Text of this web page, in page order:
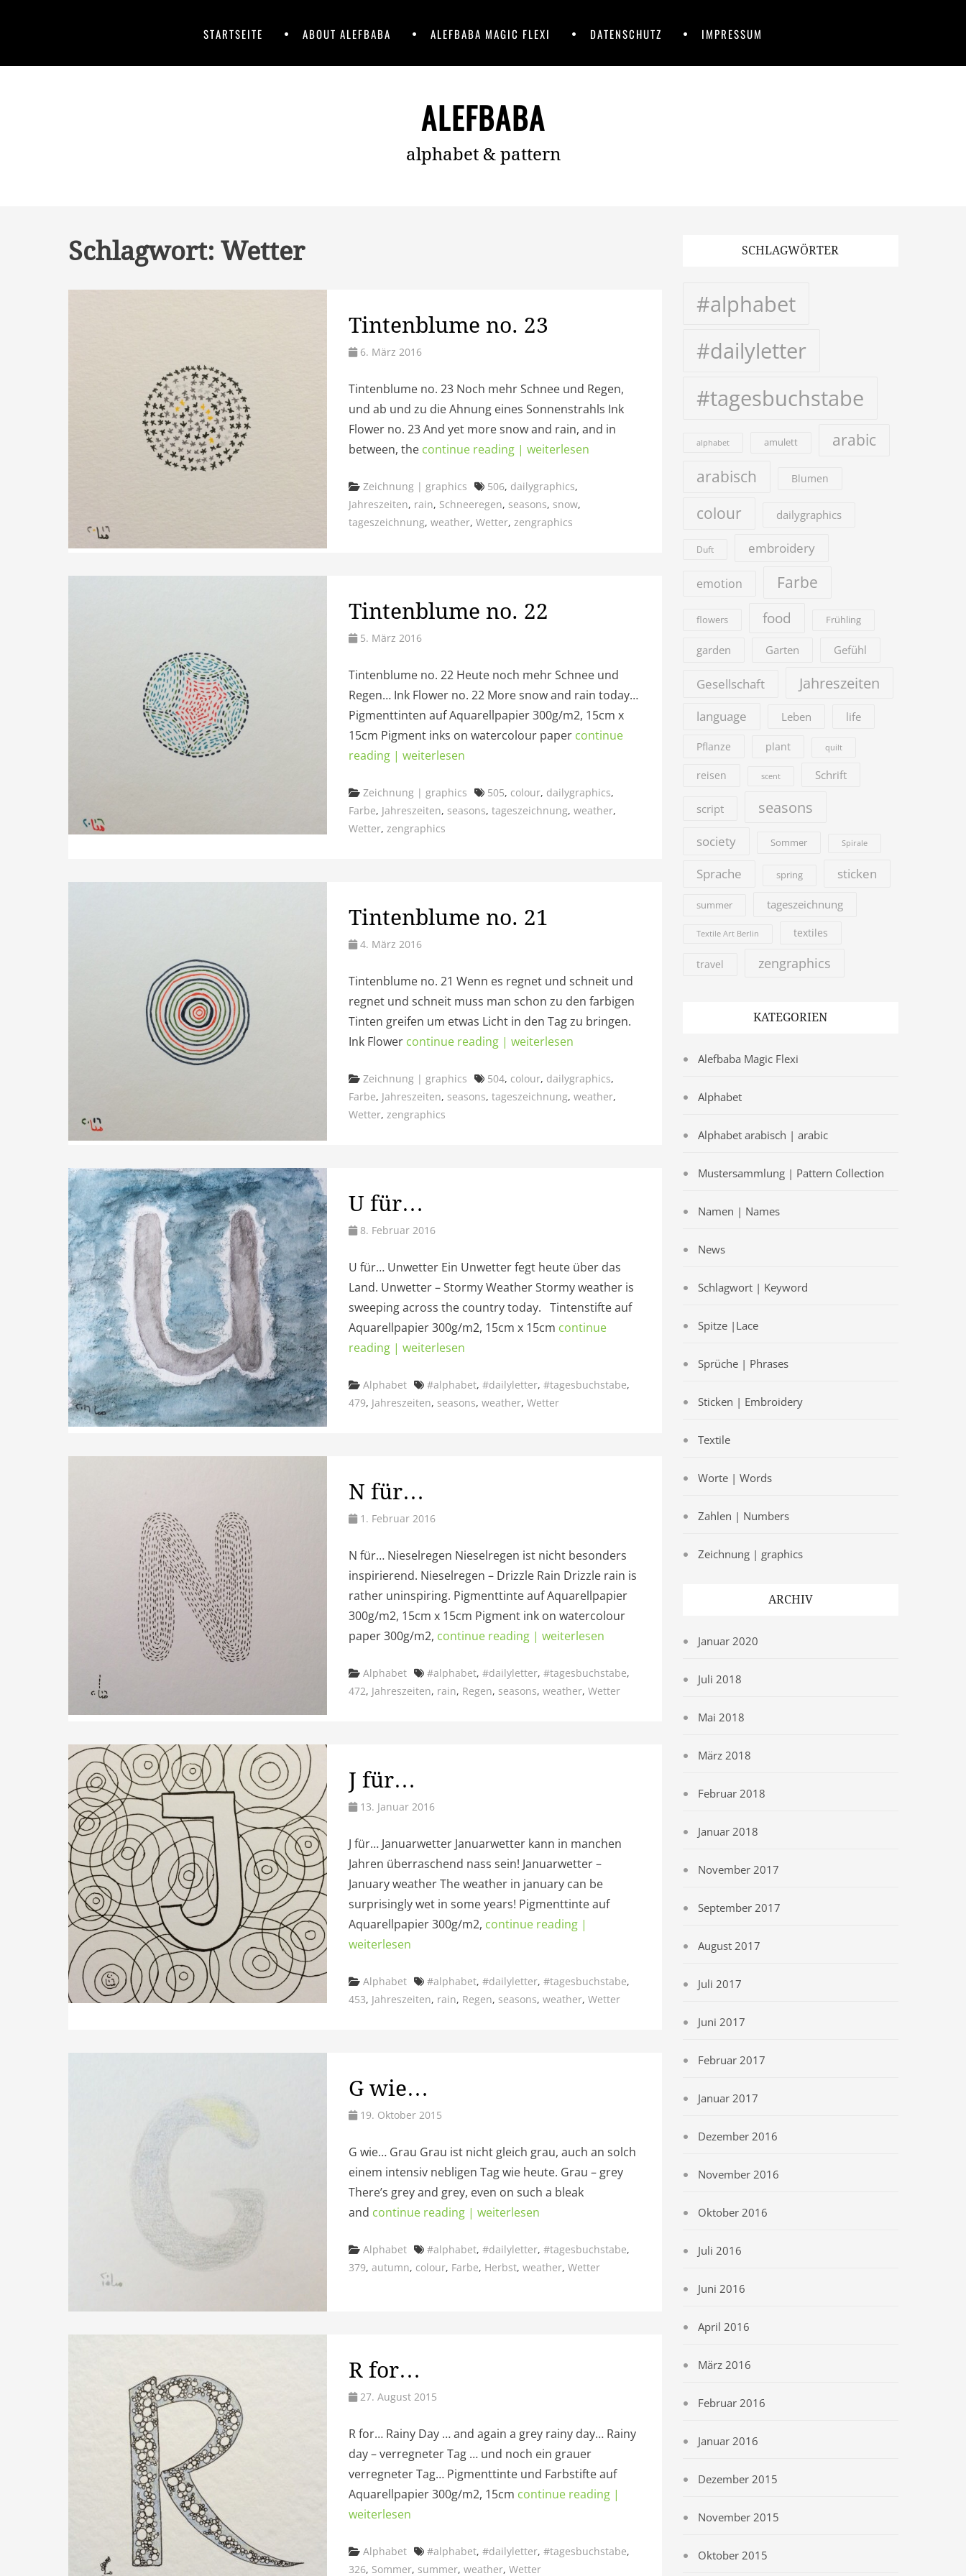
Menu
STARTSEITE ABOUT ALEFBABA ALEFBABA MAGIC FLEXI DATENSCHUTZ IMPRESSUM
ALEFBABA
alphabet & pattern
Schlagwort: Wetter
Tintenblume no. 23
6. März 2016
Tintenblume no. 23 Noch mehr Schnee und Regen,
und ab und zu die Ahnung eines Sonnenstrahls Ink
Flower no. 23 And yet more snow and rain, and in
between, the continue reading | weiterlesen
Categories
Zeichnung | graphics Tags
506, dailygraphics,
Jahreszeiten, rain, Schneeregen, seasons, snow,
tageszeichnung, weather, Wetter, zengraphics
Tintenblume no. 22
5. März 2016
Tintenblume no. 22 Heute noch mehr Schnee und
Regen… Ink Flower no. 22 More snow and rain today…
Pigmenttinten auf Aquarellpapier 300g/m2, 15cm x
15cm Pigment inks on watercolour paper continue
reading | weiterlesen
Categories
Zeichnung | graphics Tags
505, colour, dailygraphics,
Farbe, Jahreszeiten, seasons, tageszeichnung, weather,
Wetter, zengraphics
Tintenblume no. 21
4. März 2016
Tintenblume no. 21 Wenn es regnet und schneit und
regnet und schneit muss man schon zu den farbigen
Tinten greifen um etwas Licht in den Tag zu bringen.
Ink Flower continue reading | weiterlesen
Categories
Zeichnung | graphics Tags
504, colour, dailygraphics,
Farbe, Jahreszeiten, seasons, tageszeichnung, weather,
Wetter, zengraphics
U für…
8. Februar 2016
U für… Unwetter Ein Unwetter fegt heute über das
Land. Unwetter – Stormy Weather Stormy weather is
sweeping across the country today. Tintenstifte auf
Aquarellpapier 300g/m2, 15cm x 15cm continue
reading | weiterlesen
Categories
Alphabet Tags
#alphabet, #dailyletter, #tagesbuchstabe,
479, Jahreszeiten, seasons, weather, Wetter
N für…
1. Februar 2016
N für… Nieselregen Nieselregen ist nicht besonders
inspirierend. Nieselregen – Drizzle Rain Drizzle rain is
rather uninspiring. Pigmenttinte auf Aquarellpapier
300g/m2, 15cm x 15cm Pigment ink on watercolour
paper 300g/m2, continue reading | weiterlesen
Categories
Alphabet Tags
#alphabet, #dailyletter, #tagesbuchstabe,
472, Jahreszeiten, rain, Regen, seasons, weather, Wetter
J für…
13. Januar 2016
J für… Januarwetter Januarwetter kann in manchen
Jahren überraschend nass sein! Januarwetter –
January weather The weather in january can be
surprisingly wet in some years! Pigmenttinte auf
Aquarellpapier 300g/m2, continue reading |
weiterlesen
Categories
Alphabet Tags
#alphabet, #dailyletter, #tagesbuchstabe,
453, Jahreszeiten, rain, Regen, seasons, weather, Wetter
G wie…
19. Oktober 2015
G wie… Grau Grau ist nicht gleich grau, auch an solch
einem intensiv nebligen Tag wie heute. Grau – grey
There’s grey and grey, even on such a bleak
and continue reading | weiterlesen
Categories
Alphabet Tags
#alphabet, #dailyletter, #tagesbuchstabe,
379, autumn, colour, Farbe, Herbst, weather, Wetter
R for…
27. August 2015
R for… Rainy Day … and again a grey rainy day… Rainy
day – verregneter Tag … und noch ein grauer
verregneter Tag… Pigmenttinte und Farbstifte auf
Aquarellpapier 300g/m2, 15cm continue reading |
weiterlesen
Categories
Alphabet Tags
#alphabet, #dailyletter, #tagesbuchstabe,
326, Sommer, summer, weather, Wetter
SCHLAGWÖRTER
#alphabet
#dailyletter
#tagesbuchstabe
alphabet amulett
arabic
arabisch
Blumen
colour dailygraphics
Duft embroidery
emotion Farbe
flowers food Frühling
garden Garten Gefühl
Gesellschaft Jahreszeiten
language Leben life
Pflanze plant quilt
reisen scent Schrift
script seasons
society Sommer Spirale
Sprache spring sticken
summer tageszeichnung
Textile Art Berlin textiles
travel zengraphics
KATEGORIEN
Alefbaba Magic Flexi
Alphabet
Alphabet arabisch | arabic
Mustersammlung | Pattern Collection
Namen | Names
News
Schlagwort | Keyword
Spitze |Lace
Sprüche | Phrases
Sticken | Embroidery
Textile
Worte | Words
Zahlen | Numbers
Zeichnung | graphics
ARCHIV
Januar 2020
Juli 2018
Mai 2018
März 2018
Februar 2018
Januar 2018
November 2017
September 2017
August 2017
Juli 2017
Juni 2017
Februar 2017
Januar 2017
Dezember 2016
November 2016
Oktober 2016
Juli 2016
Juni 2016
April 2016
März 2016
Februar 2016
Januar 2016
Dezember 2015
November 2015
Oktober 2015